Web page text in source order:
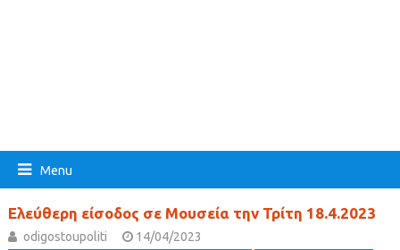
Menu
Ελεύθερη είσοδος σε Μουσεία την Τρίτη 18.4.2023
odigostoupoliti
14/04/2023